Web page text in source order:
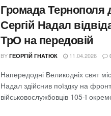
Громада Тернополя
Сергій Надал
ТрО на передовій
BY ГЕОРГІЙ ГНАТЮК 11.04.2026
Напередодні Великодніх свят
Надал здійснив поїздку на
військовослужбовців 105-ї